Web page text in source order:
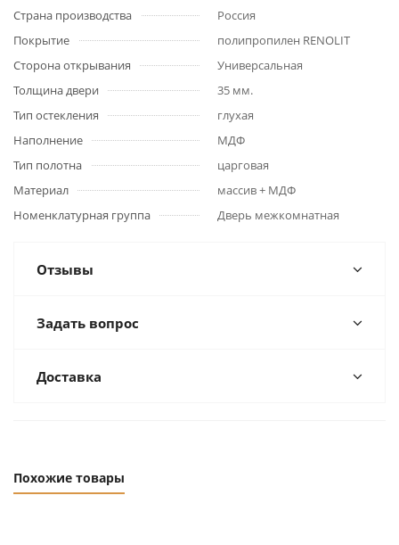
Страна производства
Россия
Покрытие
полипропилен RENOLIT
Сторона открывания
Универсальная
Толщина двери
35 мм.
Тип остекления
глухая
Наполнение
МДФ
Тип полотна
царговая
Материал
массив + МДФ
Номенклатурная группа
Дверь межкомнатная
Отзывы
Задать вопрос
Доставка
Похожие товары